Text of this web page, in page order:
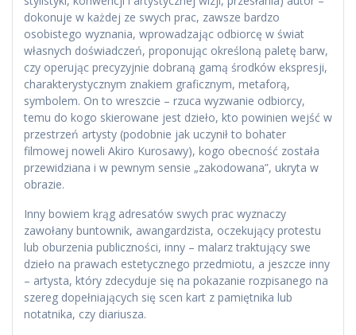
dokonuje w każdej ze swych prac, zawsze bardzo
osobistego wyznania, wprowadzając odbiorcę w świat
własnych doświadczeń, proponując określoną paletę barw,
czy operując precyzyjnie dobraną gamą środków ekspresji,
charakterystycznym znakiem graficznym, metaforą,
symbolem. On to wreszcie – rzuca wyzwanie odbiorcy,
temu do kogo skierowane jest dzieło, kto powinien wejść w
przestrzeń artysty (podobnie jak uczynił to bohater
filmowej noweli Akiro Kurosawy), kogo obecność została
przewidziana i w pewnym sensie „zakodowana”, ukryta w
obrazie.
Inny bowiem krąg adresatów swych prac wyznaczy
zawołany buntownik, awangardzista, oczekujący protestu
lub oburzenia publiczności, inny – malarz traktujący swe
dzieło na prawach estetycznego przedmiotu, a jeszcze inny
– artysta, który zdecyduje się na pokazanie rozpisanego na
szereg dopełniających się scen kart z pamiętnika lub
notatnika, czy diariusza.